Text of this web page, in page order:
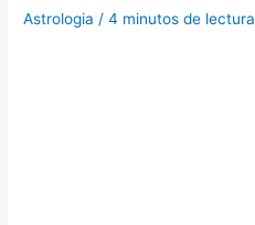
Astrologia /4 minutos de lectura